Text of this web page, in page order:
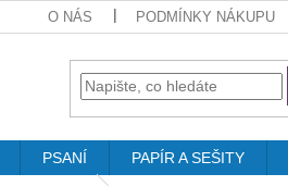
O NÁS PODMÍNKY NÁKUPU
PSANÍ PAPÍR A SEŠITY